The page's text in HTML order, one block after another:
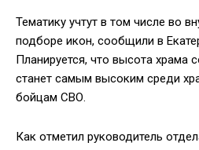
Тематику учтут в том числе во
подборе икон, сообщили в
Планируется, что высота храма
станет самым высоким среди
бойцам СВО.
Как отметил руководитель